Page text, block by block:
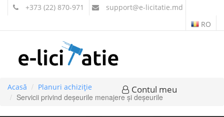
+373 (22) 870-971 support@e-licitatie.md
RO
Contul meu
Acasă Planuri achiziție
Servicii privind deşeurile menajere şi deşeurile